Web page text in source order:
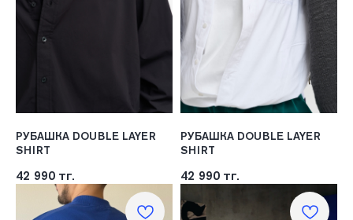
РУБАШКА DOUBLE LAYER
SHIRT
42 990 тг.
РУБАШКА DOUBLE LAYER
SHIRT
42 990 тг.